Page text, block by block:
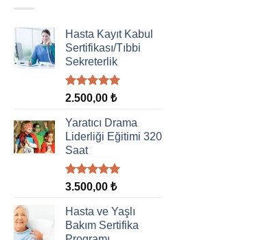
Hasta Kayıt Kabul
Sertifikası/Tıbbi
Sekreterlik
5 üzerinden
oy
aldı
2.500,00 ₺
Yaratıcı Drama
Liderliği Eğitimi 320
Saat
5 üzerinden
oy
aldı
3.500,00 ₺
Hasta ve Yaşlı
Bakım Sertifika